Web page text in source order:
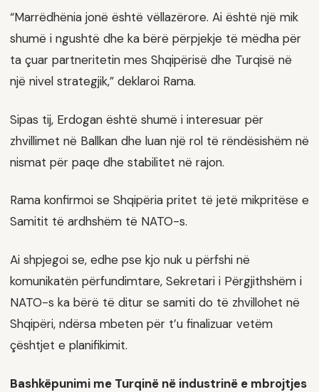
“Marrëdhënia jonë është vëllazërore. Ai është një mik
shumë i ngushtë dhe ka bërë përpjekje të mëdha për
ta çuar partneritetin mes Shqipërisë dhe Turqisë në
një nivel strategjik,” deklaroi Rama.
Sipas tij, Erdogan është shumë i interesuar për
zhvillimet në Ballkan dhe luan një rol të rëndësishëm në
nismat për paqe dhe stabilitet në rajon.
Rama konfirmoi se Shqipëria pritet të jetë mikpritëse e
Samitit të ardhshëm të NATO-s.
Ai shpjegoi se, edhe pse kjo nuk u përfshi në
komunikatën përfundimtare, Sekretari i Përgjithshëm i
NATO-s ka bërë të ditur se samiti do të zhvillohet në
Shqipëri, ndërsa mbeten për t’u finalizuar vetëm
çështjet e planifikimit.
Bashkëpunimi me Turqinë në industrinë e mbrojtjes